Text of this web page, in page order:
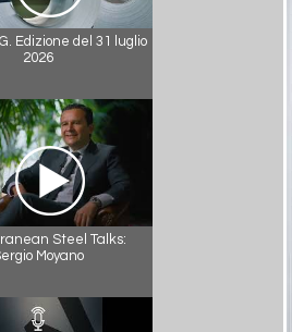
Edizione del 31 luglio
2026
Steel Talks:
Moyano